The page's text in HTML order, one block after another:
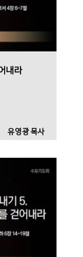
내라
유영광 목사